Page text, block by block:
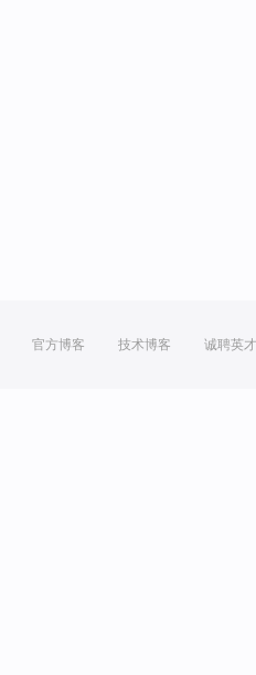
官方博客 技术博客 诚聘英才